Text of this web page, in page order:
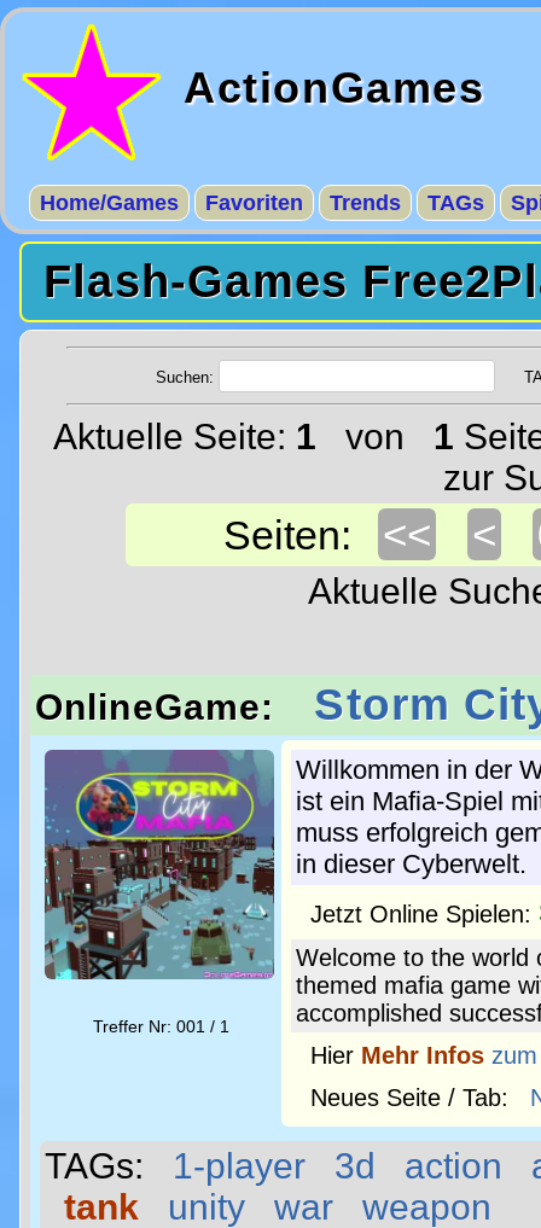
ActionGames
Home/Games Favoriten Trends TAGs
Flash-Games
Suchen:
Aktuelle Seite: 1 von 1
zur
Seiten: << <
Aktuelle
OnlineGame: Storm
Treffer Nr: 001 / 1
Willkommen in der
ist ein Mafia-Spiel
muss erfolgreich
in dieser Cyberwelt.
Jetzt Online Spielen:
Welcome to the world
themed mafia game
accomplished
Hier Mehr Infos
Neues Seite / Tab:
TAGs: 1-player 3d action
tank
unity war weapon